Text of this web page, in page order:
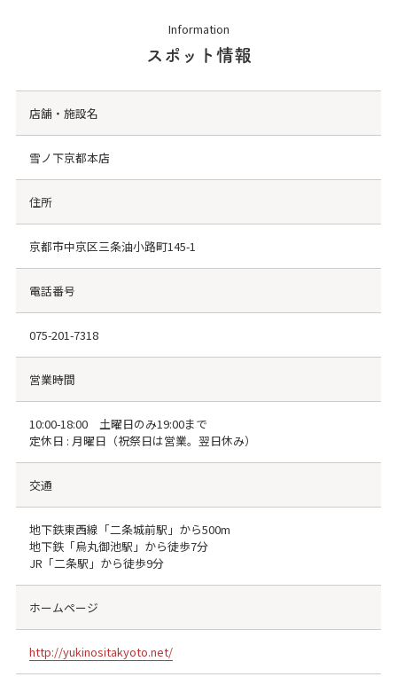
Information
スポット情報
店舗・施設名
雪ノ下京都本店
住所
京都市中京区三条油小路町145-1
電話番号
075-201-7318
営業時間
10:00-18:00 土曜日のみ19:00まで
定休日 : 月曜日（祝祭日は営業。翌日休み）
交通
地下鉄東西線「二条城前駅」から500m
地下鉄「烏丸御池駅」から徒歩7分
JR「二条駅」から徒歩9分
ホームページ
http://yukinositakyoto.net/